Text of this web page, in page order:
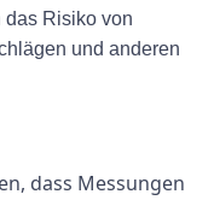
das Risiko von
und anderen
dass Messungen